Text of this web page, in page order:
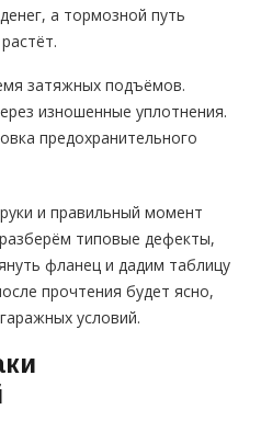
а тормозной путь
затяжных подъёмов.
изношенные уплотнения.
предохранительного
и правильный момент
типовые дефекты,
фланец и дадим таблицу
прочтения будет ясно,
условий.